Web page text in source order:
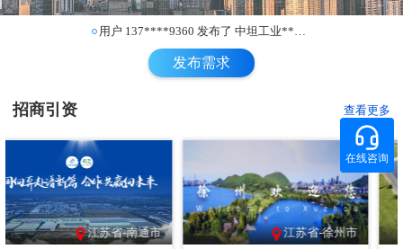
用户 173****1117 发布了 项目名称*** 需求：厂*** 一期需求*** 可拓展1*** 如有资金*** 交通：交*** 目前年产*** 待厂房条*** 需求
用户 137****9360 发布了 中坦工业*** 需求
发布需求
招商引资 查看更多
江苏省-南通市 江苏省-徐州市